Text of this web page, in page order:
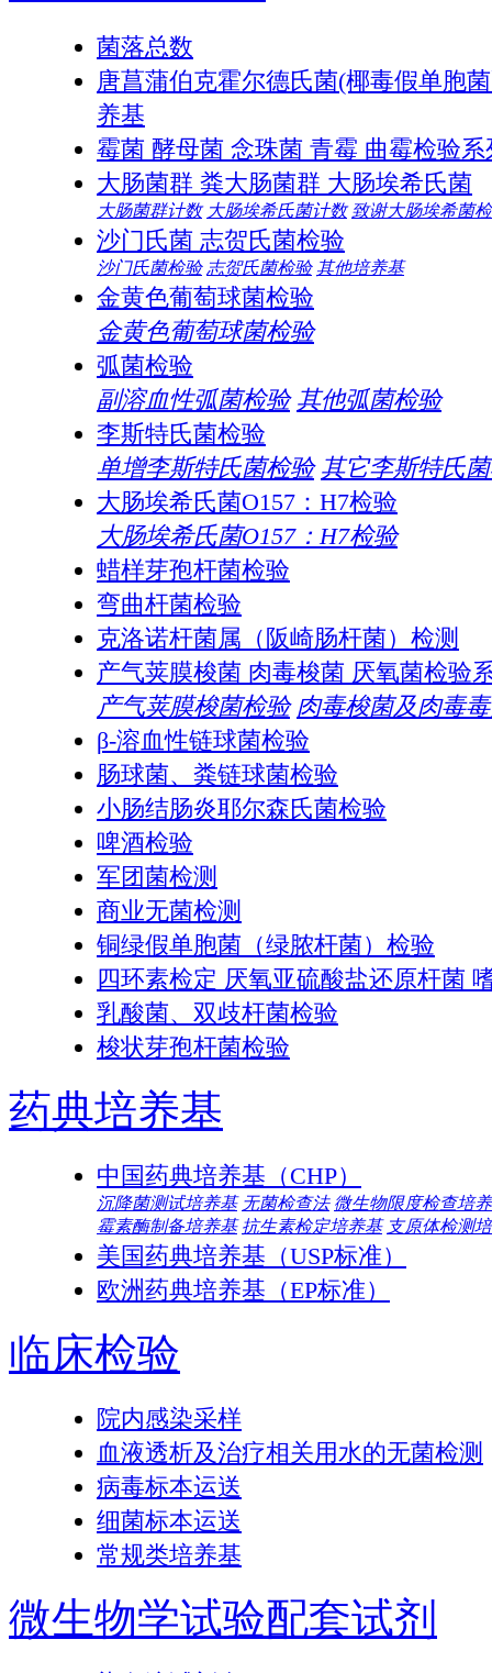
菌落总数
唐菖蒲伯克霍尔德氏菌(椰毒假单胞
养基
霉菌 酵母菌 念珠菌 青霉 曲霉检验系
大肠菌群 粪大肠菌群 大肠埃希氏菌
大肠菌群计数 大肠埃希氏菌计数 致谢大肠埃希菌
沙门氏菌 志贺氏菌检验
沙门氏菌检验 志贺氏菌检验 其他培养基
金黄色葡萄球菌检验
金黄色葡萄球菌检验
弧菌检验
副溶血性弧菌检验 其他弧菌检验
李斯特氏菌检验
单增李斯特氏菌检验 其它李斯特氏
大肠埃希氏菌O157：H7检验
大肠埃希氏菌O157：H7检验
蜡样芽孢杆菌检验
弯曲杆菌检验
克洛诺杆菌属（阪崎肠杆菌）检测
产气荚膜梭菌 肉毒梭菌 厌氧菌检验
产气荚膜梭菌检验 肉毒梭菌及肉毒
β-溶血性链球菌检验
肠球菌、粪链球菌检验
小肠结肠炎耶尔森氏菌检验
啤酒检验
军团菌检测
商业无菌检测
铜绿假单胞菌（绿脓杆菌）检验
四环素检定 厌氧亚硫酸盐还原杆菌
乳酸菌、双歧杆菌检验
梭状芽孢杆菌检验
药典培养基
中国药典培养基（CHP）
沉降菌测试培养基 无菌检查法 微生物限度检查培
霉素酶制备培养基 抗生素检定培养基 支原体检测
美国药典培养基（USP标准）
欧洲药典培养基（EP标准）
临床检验
院内感染采样
血液透析及治疗相关用水的无菌检测
病毒标本运送
细菌标本运送
常规类培养基
微生物学试验配套试剂